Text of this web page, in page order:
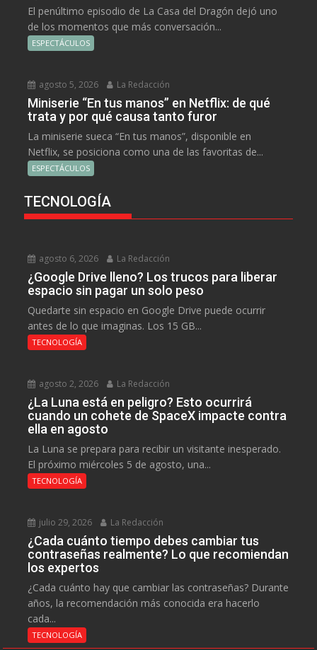
El penúltimo episodio de La Casa del Dragón dejó uno
de los momentos que más conversación...
ESPECTÁCULOS
agosto 5, 2026 La Redacción
Miniserie “En tus manos” en Netflix: de qué
trata y por qué causa tanto furor
La miniserie sueca “En tus manos”, disponible en
Netflix, se posiciona como una de las favoritas de...
ESPECTÁCULOS
TECNOLOGÍA
agosto 6, 2026 La Redacción
¿Google Drive lleno? Los trucos para liberar
espacio sin pagar un solo peso
Quedarte sin espacio en Google Drive puede ocurrir
antes de lo que imaginas. Los 15 GB...
TECNOLOGÍA
agosto 2, 2026 La Redacción
¿La Luna está en peligro? Esto ocurrirá
cuando un cohete de SpaceX impacte contra
ella en agosto
La Luna se prepara para recibir un visitante inesperado.
El próximo miércoles 5 de agosto, una...
TECNOLOGÍA
julio 29, 2026 La Redacción
¿Cada cuánto tiempo debes cambiar tus
contraseñas realmente? Lo que recomiendan
los expertos
¿Cada cuánto hay que cambiar las contraseñas? Durante
años, la recomendación más conocida era hacerlo
cada...
TECNOLOGÍA